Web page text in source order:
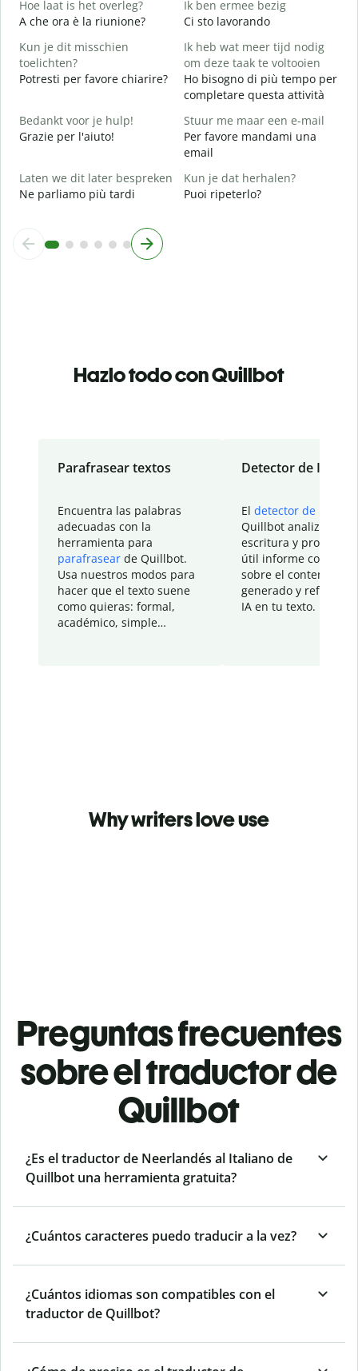
Hoe laat is het overleg?
A che ora è la riunione?
Ik ben ermee bezig
Ci sto lavorando
Kun je dit misschien
toelichten?
Potresti per favore chiarire?
Ik heb wat meer tijd nodig
om deze taak te voltooien
Ho bisogno di più tempo per
completare questa attività
Bedankt voor je hulp!
Grazie per l'aiuto!
Stuur me maar een e-mail
Per favore mandami una
email
Laten we dit later bespreken
Ne parliamo più tardi
Kun je dat herhalen?
Puoi ripeterlo?
Hazlo todo con Quillbot
Parafrasear textos
Encuentra las palabras
adecuadas con la
herramienta para
parafrasear de Quillbot.
Usa nuestros modos para
hacer que el texto suene
como quieras: formal,
académico, simple…
Detector de IA
El detector de IA
Quillbot analiza tu
escritura y
útil informe con
sobre el contenido
generado y refinado
IA en tu texto.
Why writers love use
Preguntas frecuentes
sobre el traductor de
Quillbot
¿Es el traductor de Neerlandés al Italiano de
Quillbot una herramienta gratuita?
¿Cuántos caracteres puedo traducir a la vez?
¿Cuántos idiomas son compatibles con el
traductor de Quillbot?